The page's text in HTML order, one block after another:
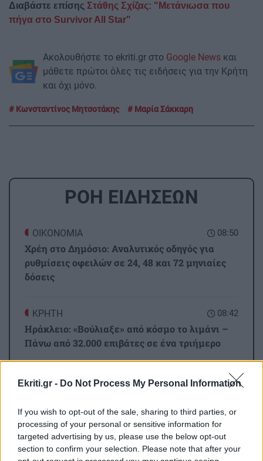
Ekriti.gr - Do Not Process My Personal Information
If you wish to opt-out of the sale, sharing to third parties, or
processing of your personal or sensitive information for
targeted advertising by us, please use the below opt-out
section to confirm your selection. Please note that after your
Διαβάστε επίσης Στάθης Σχίζας: "Μετάνιωσα που
πήγα στο Survivor All Star"
Ακολουθήστε το ekriti.gr στο Google News και
μάθετε πρώτοι όλες τις ειδήσεις για την Κρήτη
και όχι μόνο.
Κωνσταντίνος Μητσοτάκης Μαρία Σάκκαρη
ΡΟΗ ΕΙΔΗΣΕΩΝ
08:50
ΟΙΚΟΝΟΜΙΑ
Χρέη στο Δημόσιο: Αναλυτικός οδηγός για
ρυθμίσεις οφειλών σε 24, 48 και 72 μηνιαίες
δόσεις
08:42
ΚΡΗΤΗ
Ηράκλειο: «Βούλιαξε» από κόσμο το λιμάνι –
Πάνω από 32.000 επιβάτες σε ένα τριήμερο
08:31
ΣΠΙΤΙ
πέστο
08:20
ΟΙΚΟΝΟΜΙΑ Όλες οι ειδήσεις